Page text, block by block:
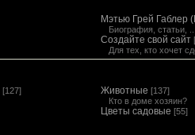
Мэтью Грей Габлер
Биография, статьи,
Создайте свой сайт
Для тех, кто хочет
[127] Животные [137]
Кто в доме хозяин?
Цветы садовые [55]